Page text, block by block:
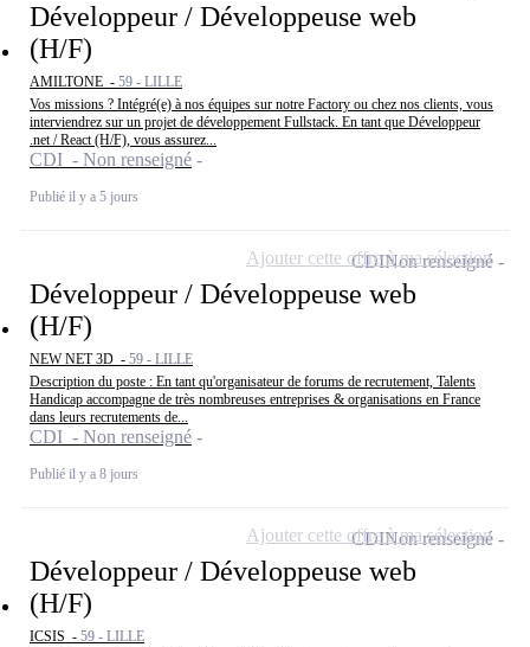
Développeur / Développeuse web
(H/F)
AMILTONE - 59 - LILLE
Vos missions ? Intégré(e) à nos équipes sur notre Factory ou chez nos clients, vous
interviendrez sur un projet de développement Fullstack. En tant que Développeur
.net / React (H/F), vous assurez...
CDI - Non renseigné
Publié il y a 5 jours
Développeur / Développeuse web
(H/F)
NEW NET 3D - 59 - LILLE
Description du poste : En tant qu'organisateur de forums de recrutement, Talents
Handicap accompagne de très nombreuses entreprises & organisations en France
dans leurs recrutements de...
CDI - Non renseigné
Publié il y a 8 jours
CDINon renseigné
Ajouter cette offre à ma sélection
Développeur / Développeuse web
(H/F)
ICSIS - 59 - LILLE
CDINon renseigné
Ajouter cette offre à ma sélection